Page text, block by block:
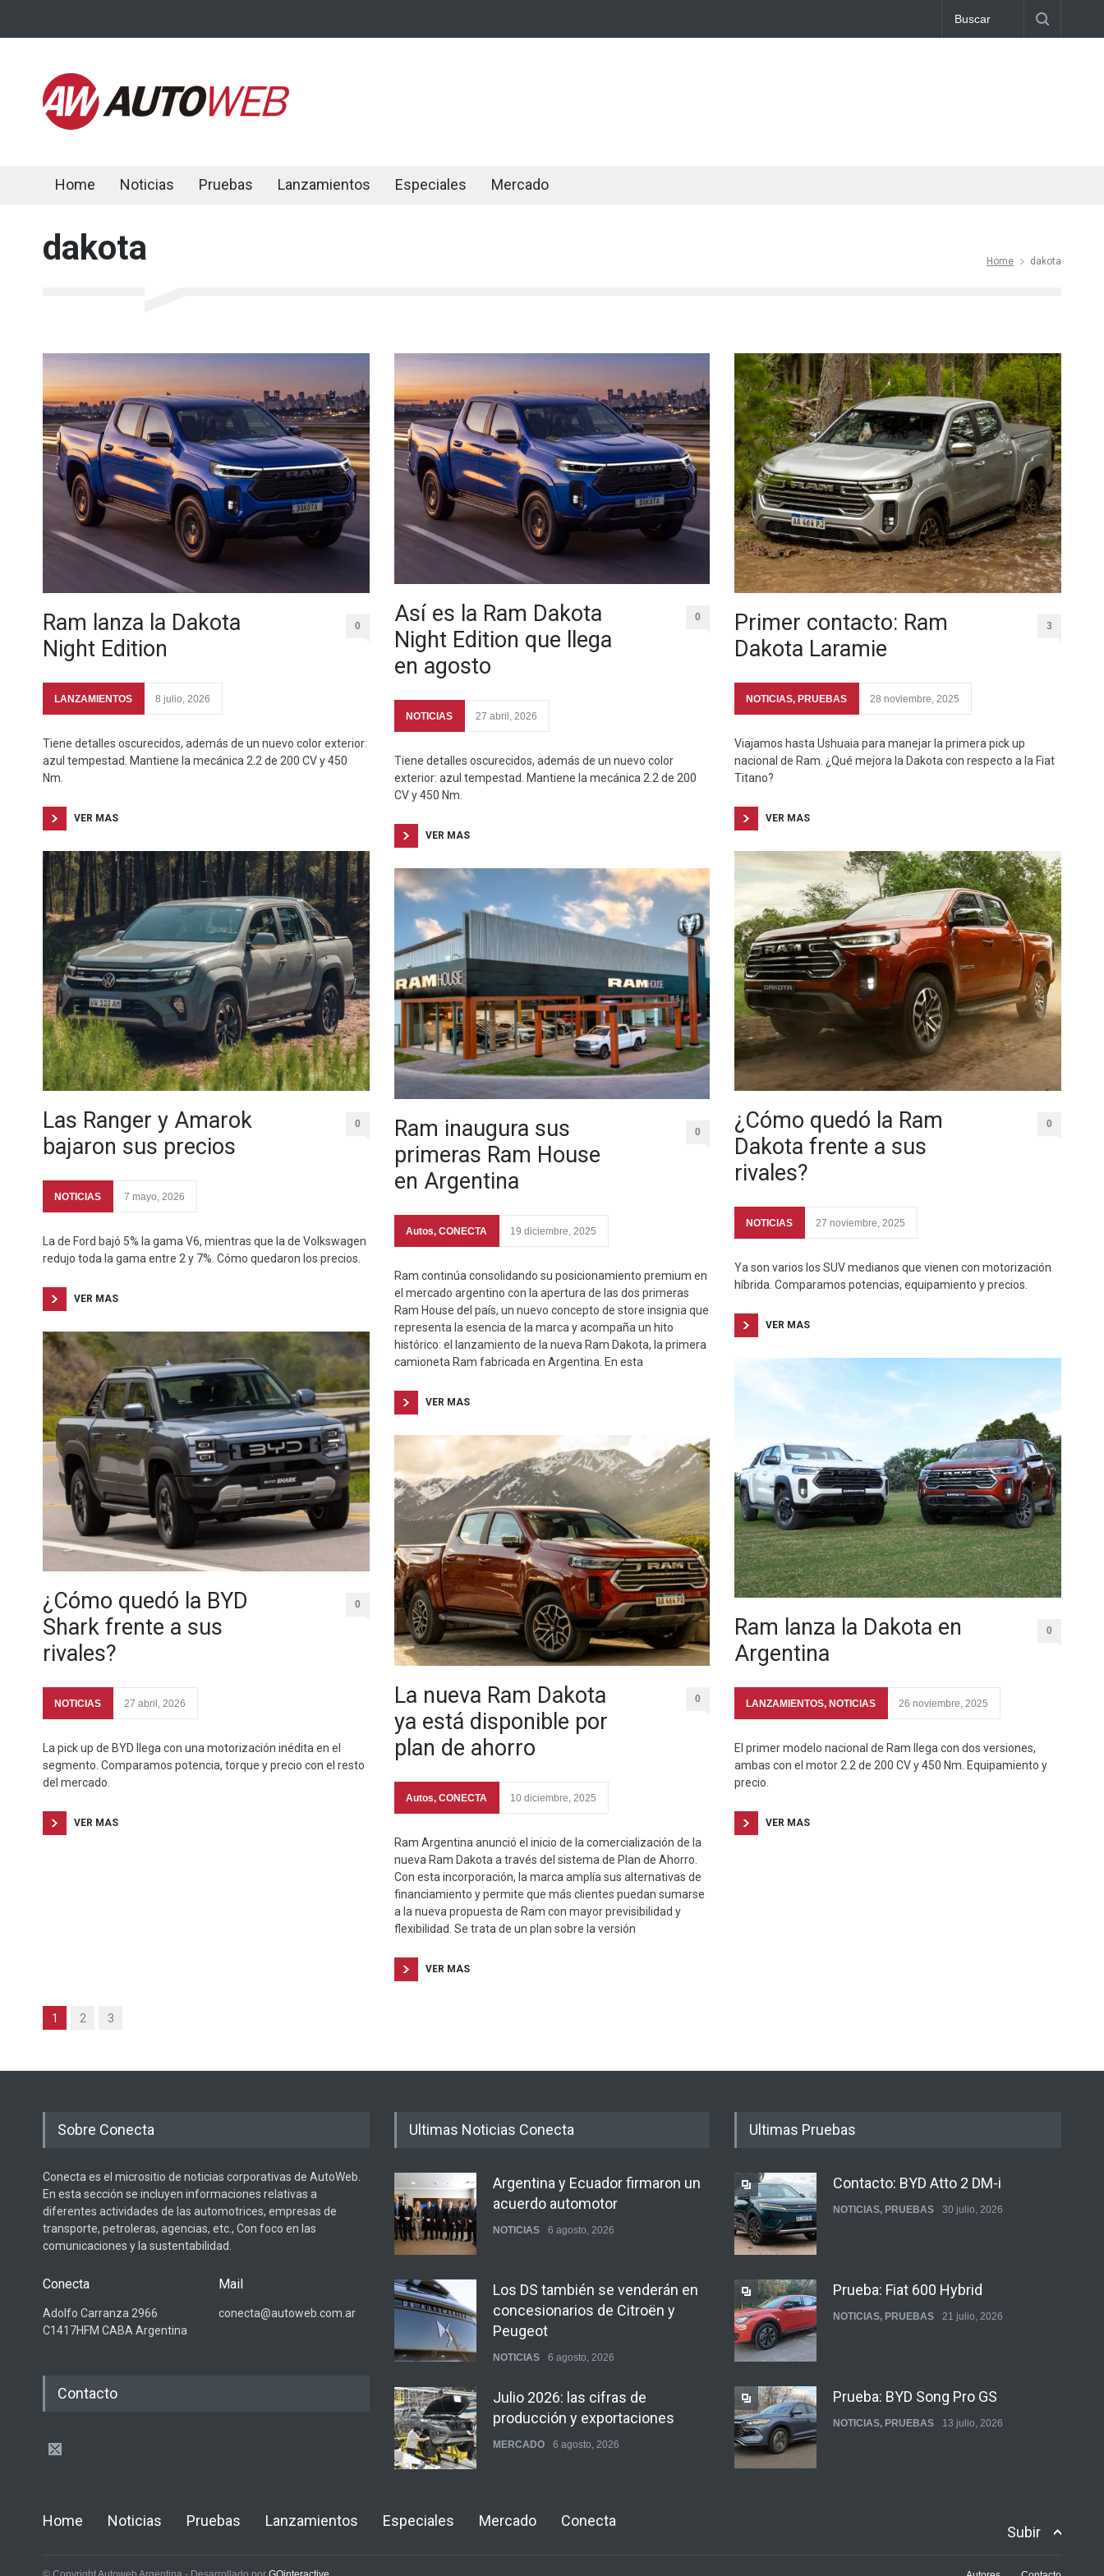
Home Noticias Pruebas Lanzamientos Especiales Mercado
dakota Home dakota
Ram lanza la Dakota
Night Edition
0
LANZAMIENTOS 8 julio, 2026
Tiene detalles oscurecidos, además de un nuevo color exterior:
azul tempestad. Mantiene la mecánica 2.2 de 200 CV y 450
Nm.
VER MAS
Las Ranger y Amarok
bajaron sus precios
0
NOTICIAS 7 mayo, 2026
La de Ford bajó 5% la gama V6, mientras que la de Volkswagen
redujo toda la gama entre 2 y 7%. Cómo quedaron los precios.
VER MAS
¿Cómo quedó la BYD
Shark frente a sus
rivales?
0
NOTICIAS 27 abril, 2026
La pick up de BYD llega con una motorización inédita en el
segmento. Comparamos potencia, torque y precio con el resto
del mercado.
VER MAS
Así es la Ram Dakota
Night Edition que llega
en agosto
0
NOTICIAS 27 abril, 2026
Tiene detalles oscurecidos, además de un nuevo color
exterior: azul tempestad. Mantiene la mecánica 2.2 de 200
CV y 450 Nm.
VER MAS
Ram inaugura sus
primeras Ram House
en Argentina
0
Autos,CONECTA 19 diciembre, 2025
Ram continúa consolidando su posicionamiento premium en
el mercado argentino con la apertura de las dos primeras
Ram House del país, un nuevo concepto de store insignia que
representa la esencia de la marca y acompaña un hito
histórico: el lanzamiento de la nueva Ram Dakota, la primera
camioneta Ram fabricada en Argentina. En esta
VER MAS
La nueva Ram Dakota
ya está disponible por
plan de ahorro
0
Autos,CONECTA 10 diciembre, 2025
Ram Argentina anunció el inicio de la comercialización de la
nueva Ram Dakota a través del sistema de Plan de Ahorro.
Con esta incorporación, la marca amplía sus alternativas de
financiamiento y permite que más clientes puedan sumarse
a la nueva propuesta de Ram con mayor previsibilidad y
flexibilidad. Se trata de un plan sobre la versión
VER MAS
Primer contacto: Ram
Dakota Laramie
3
NOTICIAS, PRUEBAS 28 noviembre, 2025
Viajamos hasta Ushuaia para manejar la primera pick up
nacional de Ram. ¿Qué mejora la Dakota con respecto a la Fiat
Titano?
VER MAS
¿Cómo quedó la Ram
Dakota frente a sus
rivales?
0
NOTICIAS 27 noviembre, 2025
Ya son varios los SUV medianos que vienen con motorización
híbrida. Comparamos potencias, equipamiento y precios.
VER MAS
Ram lanza la Dakota en
Argentina
0
LANZAMIENTOS, NOTICIAS 26 noviembre, 2025
El primer modelo nacional de Ram llega con dos versiones,
ambas con el motor 2.2 de 200 CV y 450 Nm. Equipamiento y
precio.
VER MAS
1 2 3
Sobre Conecta
Conecta es el micrositio de noticias corporativas de AutoWeb.
En esta sección se incluyen informaciones relativas a
diferentes actividades de las automotrices, empresas de
transporte, petroleras, agencias, etc., Con foco en las
comunicaciones y la sustentabilidad.
Conecta
Adolfo Carranza 2966
C1417HFM CABA Argentina
Mail
conecta@autoweb.com.ar
Contacto
Ultimas Noticias Conecta
Argentina y Ecuador firmaron un
acuerdo automotor
NOTICIAS 6 agosto, 2026
Los DS también se venderán en
concesionarios de Citroën y
Peugeot
NOTICIAS 6 agosto, 2026
Julio 2026: las cifras de
producción y exportaciones
MERCADO 6 agosto, 2026
agosto 2026 en Argentina
Ultimas Pruebas
Contacto: BYD Atto 2 DM-i
NOTICIAS, PRUEBAS 30 julio, 2026
Prueba: Fiat 600 Hybrid
NOTICIAS, PRUEBAS 21 julio, 2026
Prueba: BYD Song Pro GS
NOTICIAS, PRUEBAS 13 julio, 2026
Home Noticias Pruebas Lanzamientos Especiales Mercado Conecta
Subir